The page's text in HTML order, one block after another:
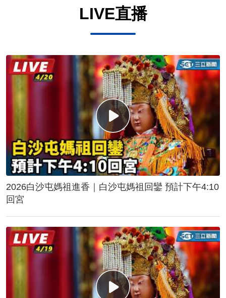
LIVE直播
2026白沙屯媽祖進香｜白沙屯媽祖回鑾 預計下午4:10
回宮